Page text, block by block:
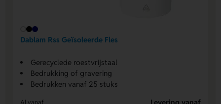
Dablam Rss Geïsoleerde Fles
Gerecyclede roestvrijstaal
Bedrukking of gravering
Bedrukken vanaf 25 stuks
Al vanaf